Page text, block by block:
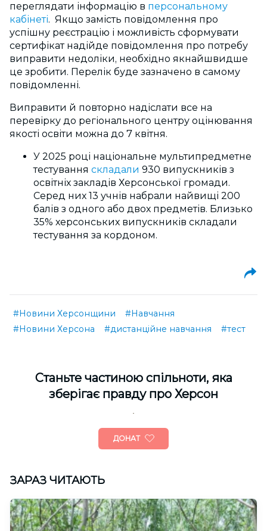
переглядати інформацію в персональному
кабінеті. Якщо замість повідомлення про
успішну реєстрацію і можливість сформувати
сертифікат надійде повідомлення про потребу
виправити недоліки, необхідно якнайшвидше
це зробити. Перелік буде зазначено в самому
повідомленні.
Виправити й повторно надіслати все на
перевірку до регіонального центру оцінювання
якості освіти можна до 7 квітня.
У 2025 році національне мультипредметне
тестування складали 930 випускників з
освітніх закладів Херсонської громади.
Серед них 13 учнів набрали найвищі 200
балів з одного або двох предметів. Близько
35% херсонських випускників складали
тестування за кордоном.
#Новини Херсонщини
#Навчання
#Новини Херсона
#дистанційне навчання #тест
Cтаньте частиною спільноти, яка
зберігає правду про Херсон
ДОНАТ
ЗАРАЗ ЧИТАЮТЬ